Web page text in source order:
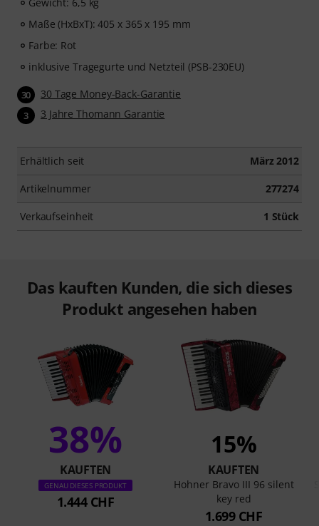
Maße (HxBxT): 405 x 365 x 195 mm
Farbe: Rot
inklusive Tragegurte und Netzteil (PSB-230EU)
30 30 Tage Money-Back-Garantie
3 3 Jahre Thomann Garantie
Erhältlich seit März 2012
Artikelnummer 277274
Verkaufseinheit 1 Stück
Das kauften Kunden, die sich dieses
Produkt angesehen haben
38%
KAUFTEN
GENAU DIESES PRODUKT
1.444 CHF
15%
KAUFTEN
Hohner Bravo III 96 silent
key red
1.699 CHF